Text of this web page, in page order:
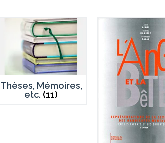
Thèses, Mémoires,
etc. (11)